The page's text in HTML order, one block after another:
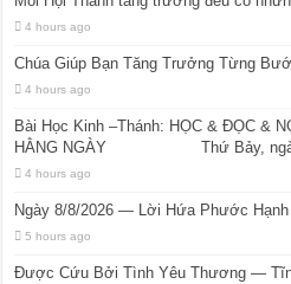
4 hours ago
Chúa Giúp Bạn Tăng Trưởng Từng
4 hours ago
Bài Học Kinh –Thánh: HỌC & ĐỌC &
HẰNG NGÀY Thứ Bảy, ngày
4 hours ago
Ngày 8/8/2026 — Lời Hứa Phước
5 hours ago
Được Cứu Bởi Tình Yêu Thương —